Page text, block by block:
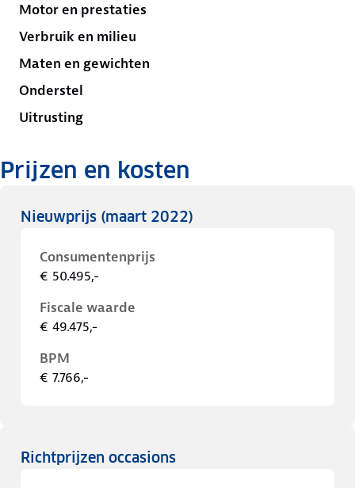
Motor en prestaties
Verbruik en milieu
Maten en gewichten
Onderstel
Uitrusting
Prijzen en kosten
Nieuwprijs (maart 2022)
Consumentenprijs
€ 50.495,-
Fiscale waarde
€ 49.475,-
BPM
€ 7.766,-
Richtprijzen occasions